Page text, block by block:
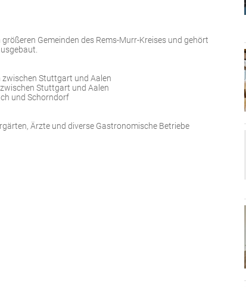
Gemeinden des Rems-Murr-Kreises und gehört
zwischen Stuttgart und Aalen
Stuttgart und Aalen
und Schorndorf
Ärzte und diverse Gastronomische Betriebe